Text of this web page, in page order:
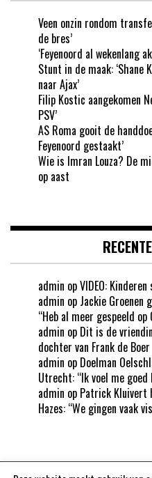
Veen onzin rondom
de bres’
‘Feyenoord al wekenlang
Stunt in de maak:
naar Ajax’
Filip Kostic aangekomen
PSV’
AS Roma gooit de
Feyenoord gestaakt’
Wie is Imran Louza? De
op aast
admin opVIDEO:
admin op Jackie Groenen
“Heb al meer gespeeld
admin op Dit is de
dochter van Frank de Boer
admin op Doelman
Utrecht: “Ik voel me goed
admin op Patrick Kluivert
Hazes: “We gingen vaak